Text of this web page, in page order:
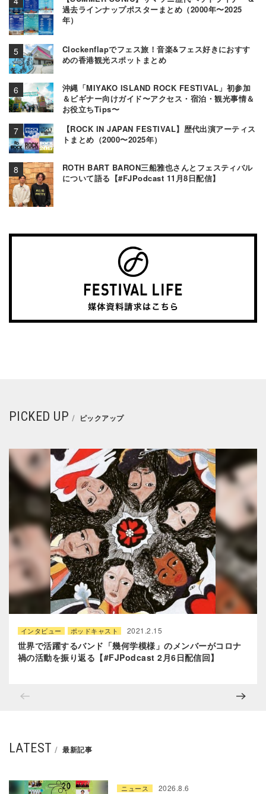
過去ラインナップポスターまとめ（2000年〜2025
年）
Clockenflapでフェス旅！音楽&フェス好きにおすす
めの香港観光スポットまとめ
沖縄「MIYAKO ISLAND ROCK FESTIVAL」初参加
＆ビギナー向けガイド〜アクセス・宿泊・観光事情＆
お役立ちTips〜
【ROCK IN JAPAN FESTIVAL】歴代出演アーティス
トまとめ（2000〜2025年）
ROTH BART BARON三船雅也さんとフェスティバル
について語る【#FJPodcast 11月8日配信】
PICKED UP ピックアップ
インタビュー ポッドキャスト 2021.2.15
世界で活躍するバンド「幾何学模様」のメンバーがコロナ
禍の活動を振り返‪る‬【#FJPodcast 2月6日配信回】
LATEST 最新記事
ニュース 2026.8.6